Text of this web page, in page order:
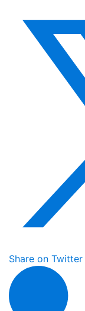
Share on Twitter